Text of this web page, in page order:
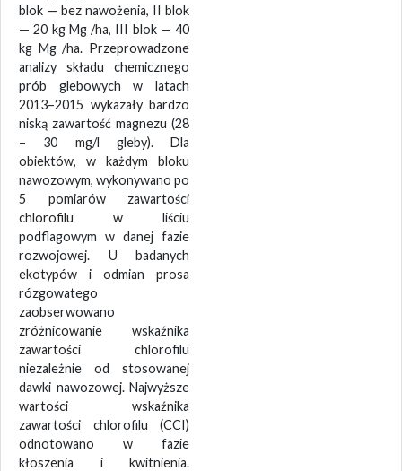
blok — bez nawożenia, II blok
— 20 kg Mg /ha, III blok — 40
kg Mg /ha. Przeprowadzone
analizy składu chemicznego
prób glebowych w latach
2013–2015 wykazały bardzo
niską zawartość magnezu (28
– 30 mg/l gleby). Dla
obiektów, w każdym bloku
nawozowym, wykonywano po
5 pomiarów zawartości
chlorofilu w liściu
podflagowym w danej fazie
rozwojowej. U badanych
ekotypów i odmian prosa
rózgowatego
zaobserwowano
zróżnicowanie wskaźnika
zawartości chlorofilu
niezależnie od stosowanej
dawki nawozowej. Najwyższe
wartości wskaźnika
zawartości chlorofilu (CCI)
odnotowano w fazie
kłoszenia i kwitnienia.